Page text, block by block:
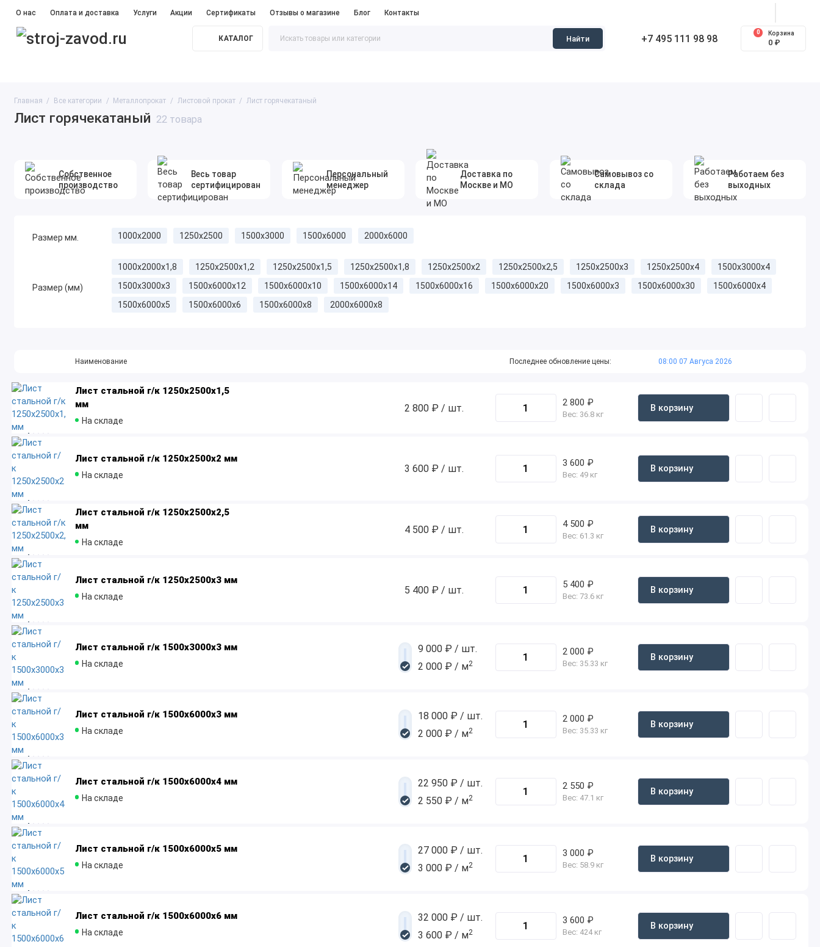
О нас Оплата и доставка Услуги Акции Сертификаты Отзывы о магазине Блог Контакты
КАТАЛОГ Найти +7 495 111 98 98 Корзина
0
0 ₽
Главная Все категории Металлопрокат Листовой прокат Лист горячекатаный
Лист горячекатаный 22 товара
Собственное
производство
Весь товар
сертифицирован
Персональный
менеджер
Доставка по
Москве и МО
Самовывоз со
склада
Работаем без
выходных
Размер мм. 1000х2000 1250х2500 1500x3000 1500x6000 2000х6000
Размер (мм)
1000х2000х1,8 1250х2500х1,2 1250х2500х1,5 1250х2500х1,8 1250х2500х2 1250х2500х2,5 1250х2500х3 1250х2500х4
1500x3000x4
1500x3000х3
1500x6000x12 1500x6000х10 1500x6000х14 1500x6000х16 1500x6000х20 1500x6000х3 1500x6000х30
1500x6000х4
1500x6000х5
1500x6000х6 1500x6000х8 2000х6000х8
Наименование Последнее обновление цены: 08:00 07 Авгуса 2026
Лист стальной г/к 1250х2500х1,5
мм
На складе
2 800 ₽ / шт.
2 800 ₽
Вес: 36.8 кг
В корзину
Лист стальной г/к 1250х2500х2 мм
На складе
3 600 ₽ / шт.
3 600 ₽
Вес: 49 кг
В корзину
Лист стальной г/к 1250х2500х2,5
мм
На складе
4 500 ₽ / шт.
4 500 ₽
Вес: 61.3 кг
В корзину
Лист стальной г/к 1250х2500х3 мм
На складе
5 400 ₽ / шт.
5 400 ₽
Вес: 73.6 кг
В корзину
Лист стальной г/к 1500x3000х3 мм
На складе
9 000 ₽ / шт.
2 000 ₽ / м2
2 000 ₽
Вес: 35.33 кг
В корзину
Лист стальной г/к 1500x6000х3 мм
На складе
18 000 ₽ / шт.
2 000 ₽ / м2
2 000 ₽
Вес: 35.33 кг
В корзину
Лист стальной г/к 1500x6000х4 мм
На складе
22 950 ₽ / шт.
2 550 ₽ / м2
2 550 ₽
Вес: 47.1 кг
В корзину
Лист стальной г/к 1500x6000х5 мм
На складе
27 000 ₽ / шт.
3 000 ₽ / м2
3 000 ₽
Вес: 58.9 кг
В корзину
Лист стальной г/к 1500x6000х6 мм
На складе
32 000 ₽ / шт.
3 600 ₽ / м2
3 600 ₽
Вес: 424 кг
В корзину